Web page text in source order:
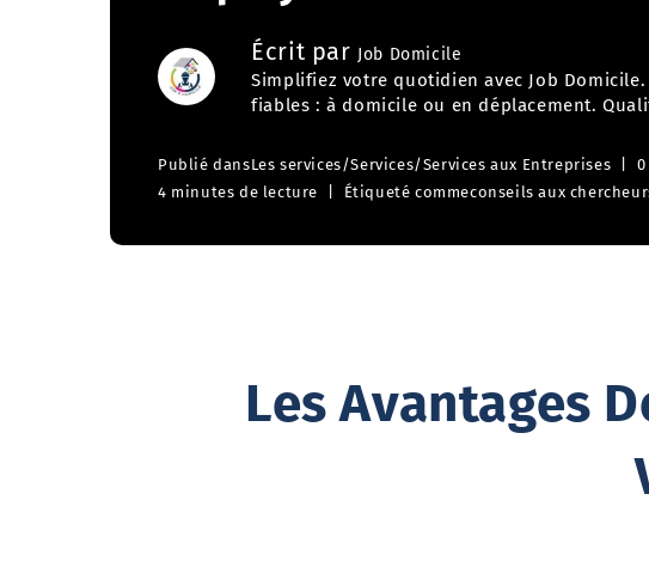
Écrit par Job Domicile
Simplifiez votre quotidien avec Job
fiables : à domicile ou en déplacement.
Publié dansLes services/Services/Services aux Entreprises
4 minutes de lecture
Étiqueté commeconseils aux
Les Avantages